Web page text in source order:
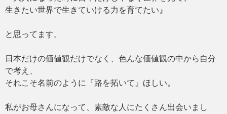
生きたい世界で生きていける力を育てたい』
と思ってます。
日本だけの価値観だけでなく、色んな価値観の中から自分
で考え、
それこそ名前のように『路を拓いて』ほしい。
私がお母さんになって、素敵な人にたくさん出会いまし